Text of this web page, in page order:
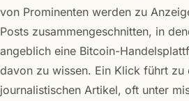
von Prominenten werden zu
Posts zusammengeschnitten, in
angeblich eine Bitcoin-
davon zu wissen. Ein Klick führt zu
journalistischen Artikel, oft unter